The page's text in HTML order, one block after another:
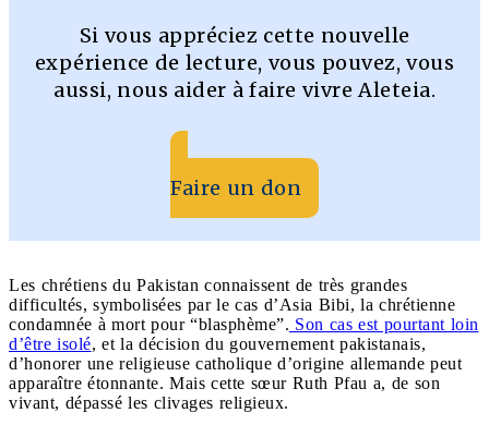
Si vous appréciez cette nouvelle
expérience de lecture, vous pouvez, vous
aussi, nous aider à faire vivre Aleteia.
Faire un don
Les chrétiens du Pakistan connaissent de très grandes
difficultés, symbolisées par le cas d’Asia Bibi, la chrétienne
condamnée à mort pour “blasphème”. Son cas est pourtant loin
d’être isolé, et la décision du gouvernement pakistanais,
d’honorer une religieuse catholique d’origine allemande peut
apparaître étonnante. Mais cette sœur Ruth Pfau a, de son
vivant, dépassé les clivages religieux.